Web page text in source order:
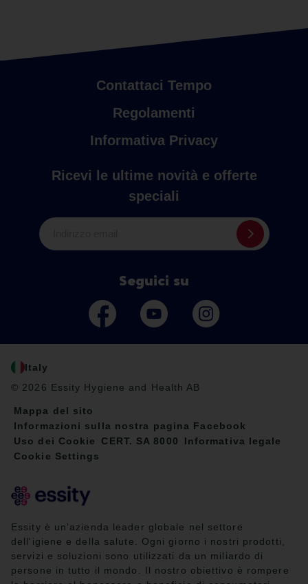
Contattaci Tempo
Regolamenti
Informativa Privacy
Ricevi le ultime novità e offerte
speciali
Seguici su
Italy
© 2026 Essity Hygiene and Health AB
Mappa del sito
Informazioni sulla nostra pagina Facebook
Uso dei Cookie
CERT. SA 8000
Informativa legale
Cookie Settings
Essity è un'azienda leader globale nel settore
dell'igiene e della salute. Ogni giorno i nostri prodotti,
servizi e soluzioni sono utilizzati da un miliardo di
persone in tutto il mondo. Il nostro obiettivo è rompere